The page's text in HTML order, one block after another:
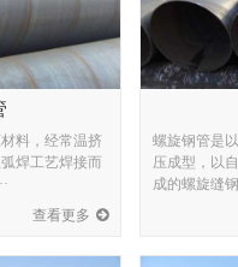
料，经常温挤
焊工艺焊接而
查看更多
螺旋钢管是
压成型，以
成的螺旋缝